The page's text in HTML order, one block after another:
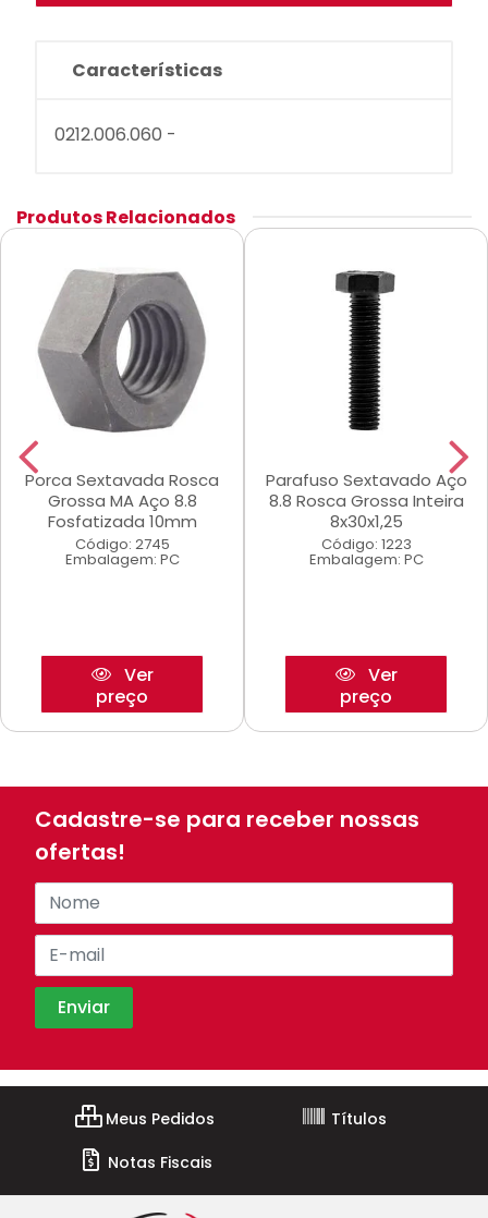
Características
0212.006.060 -
Produtos Relacionados
Porca Sextavada Rosca
Grossa MA Aço 8.8
Fosfatizada 10mm
Código: 2745
Embalagem: PC
Ver
preço
Parafuso Sextavado Aço
8.8 Rosca Grossa Inteira
8x30x1,25
Código: 1223
Embalagem: PC
Ver
preço
Cadastre-se para receber nossas
ofertas!
Meus Pedidos
Títulos
Notas Fiscais